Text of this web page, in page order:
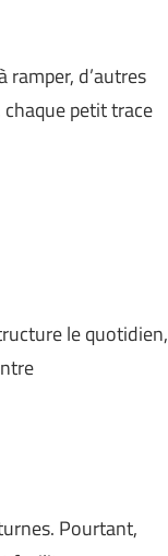
ramper, d’autres
petit trace
le quotidien,
Pourtant,